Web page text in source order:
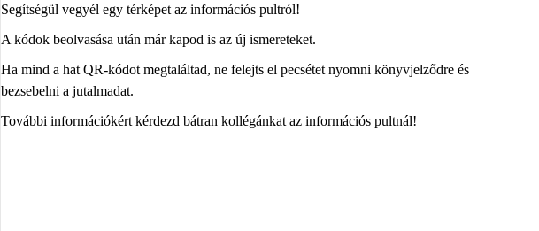
Segítségül vegyél egy térképet az információs pultról!
A kódok beolvasása után már kapod is az új ismereteket.
Ha mind a hat QR-kódot megtaláltad, ne felejts el pecsétet nyomni könyvjelződre és
bezsebelni a jutalmadat.
További információkért kérdezd bátran kollégánkat az információs pultnál!